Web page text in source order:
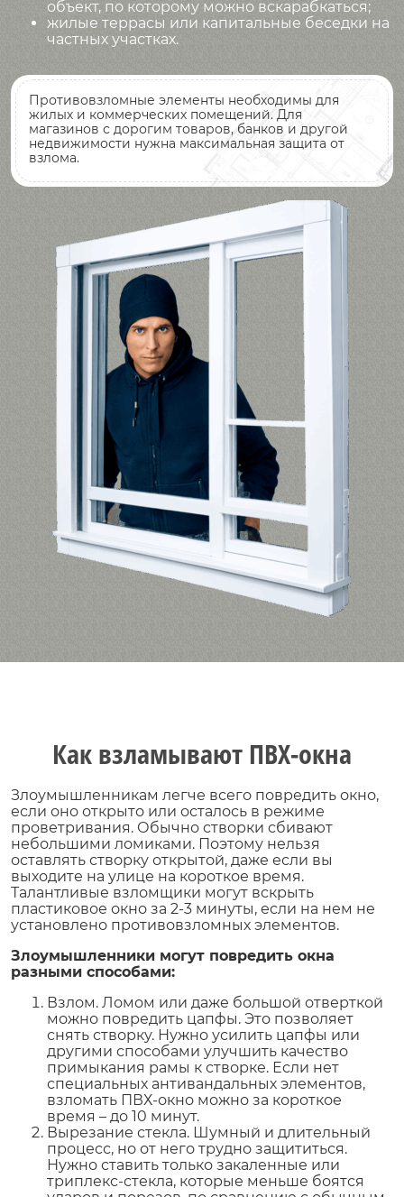
объект, по которому можно вскарабкаться;
жилые террасы или капитальные беседки на
частных участках.
Противовзломные элементы необходимы для
жилых и коммерческих помещений. Для
магазинов с дорогим товаров, банков и другой
недвижимости нужна максимальная защита от
взлома.
Как взламывают ПВХ-окна
Злоумышленникам легче всего повредить окно,
если оно открыто или осталось в режиме
проветривания. Обычно створки сбивают
небольшими ломиками. Поэтому нельзя
оставлять створку открытой, даже если вы
выходите на улице на короткое время.
Талантливые взломщики могут вскрыть
пластиковое окно за 2-3 минуты, если на нем не
установлено противовзломных элементов.
Злоумышленники могут повредить окна
разными способами:
Взлом. Ломом или даже большой отверткой
можно повредить цапфы. Это позволяет
снять створку. Нужно усилить цапфы или
другими способами улучшить качество
примыкания рамы к створке. Если нет
специальных антивандальных элементов,
взломать ПВХ-окно можно за короткое
время – до 10 минут.
Вырезание стекла. Шумный и длительный
процесс, но от него трудно защититься.
Нужно ставить только закаленные или
триплекс-стекла, которые меньше боятся